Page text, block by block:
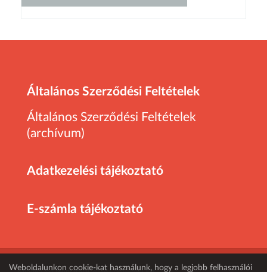
Általános Szerződési Feltételek
Általános Szerződési Feltételek
(archívum)
Adatkezelési tájékoztató
E-számla tájékoztató
Weboldalunkon cookie-kat használunk, hogy a legjobb felhasználói